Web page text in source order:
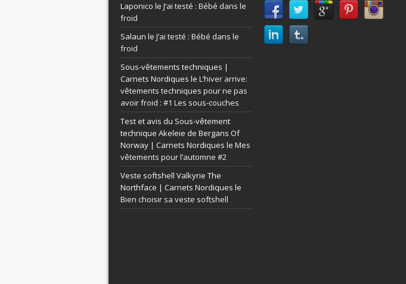
Laponico le J’ai testé : Bébé dans le
froid
Salaun le J’ai testé : Bébé dans le
froid
Sous-vêtements techniques |
Carnets Nordiques le L’hiver arrive:
vêtements techniques pour ne pas
avoir froid : #1 Les sous-couches
Test et avis du Sous-vêtement
technique Akeleie de Bergans Of
Norway | Carnets Nordiques le Mes
vêtements pour l’automne #2
Veste softshell Valkyrie The
Northface | Carnets Nordiques le
Bien choisir sa veste softshell